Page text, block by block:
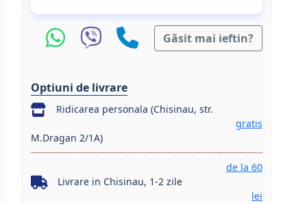
Găsit mai ieftin?
Optiuni de livrare
Ridicarea personala (Chisinau, str.
M.Dragan 2/1A)
gratis
Livrare in Chisinau, 1-2 zile
de la 60
lei